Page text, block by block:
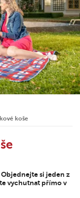
koše
si jeden z
vychutnat přímo v